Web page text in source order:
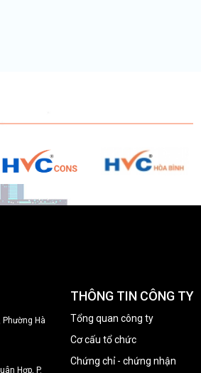
Phường Hà
Hợp, P.
THÔNG TIN CÔNG TY
Tổng quan công ty
Cơ cấu tổ chức
Chứng chỉ - chứng nhận